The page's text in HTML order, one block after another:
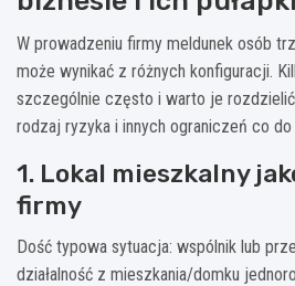
W prowadzeniu firmy meldunek osób
może wynikać z różnych konfiguracji.
szczególnie często i warto je
rodzaj ryzyka i innych ograniczeń co do
1. Lokal mieszkalny
firmy
Dość typowa sytuacja: wspólnik lub
działalność z mieszkania/domku